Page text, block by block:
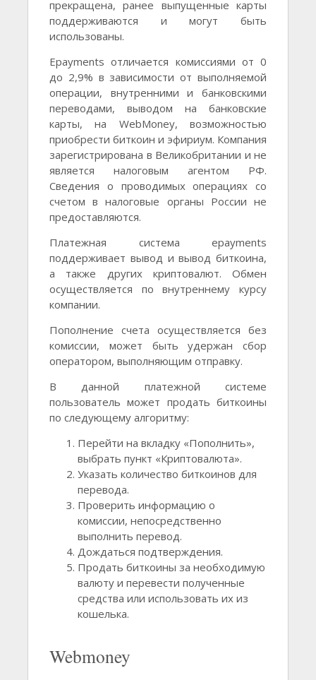
прекращена, ранее выпущенные карты
поддерживаются и могут быть
использованы.
Epayments отличается комиссиями от 0
до 2,9% в зависимости от выполняемой
операции, внутренними и банковскими
переводами, выводом на банковские
карты, на WebMoney, возможностью
приобрести биткоин и эфириум. Компания
зарегистрирована в Великобритании и не
является налоговым агентом РФ.
Сведения о проводимых операциях со
счетом в налоговые органы России не
предоставляются.
Платежная система epayments
поддерживает вывод и вывод биткоина,
а также других криптовалют. Обмен
осуществляется по внутреннему курсу
компании.
Пополнение счета осуществляется без
комиссии, может быть удержан сбор
оператором, выполняющим отправку.
В данной платежной системе
пользователь может продать биткоины
по следующему алгоритму:
Перейти на вкладку «Пополнить»,
выбрать пункт «Криптовалюта».
Указать количество биткоинов для
перевода.
Проверить информацию о
комиссии, непосредственно
выполнить перевод.
Дождаться подтверждения.
Продать биткоины за необходимую
валюту и перевести полученные
средства или использовать их из
кошелька.
Webmoney